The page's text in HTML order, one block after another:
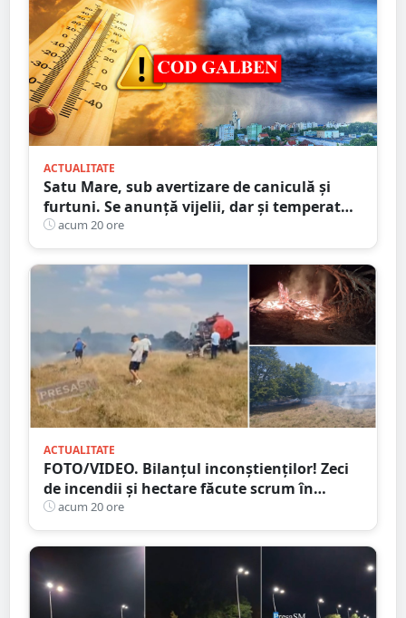
ACTUALITATE
Satu Mare, sub avertizare de caniculă și
furtuni. Se anunță vijelii, dar și temperaturi
ridicate. Avertizarea ANM
acum 20 ore
ACTUALITATE
FOTO/VIDEO. Bilanțul inconștienților! Zeci
de incendii și hectare făcute scrum în
județul Satu Mare
acum 20 ore